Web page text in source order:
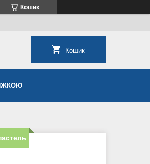
Кошик
Кошик